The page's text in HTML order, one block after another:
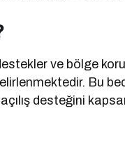
ve bölge
Bu
desteğini